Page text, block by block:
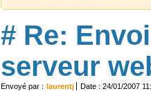
# Re:
serveur
Envoyé par : laurentj Date : 24/01/2007